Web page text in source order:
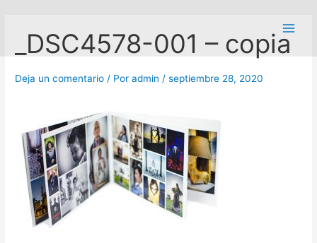
contenido_DSC4578-001 – copia
Deja un comentario / Poradmin/septiembre 28, 2020
entradas